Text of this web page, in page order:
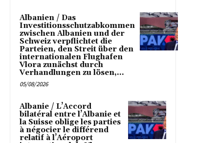
Albanien / Das
Investitionsschutzabkommen
zwischen Albanien und der
Schweiz verpflichtet die
Parteien, den Streit über den
internationalen Flughafen
Vlora zunächst durch
Verhandlungen zu lösen,...
05/08/2026
Albanie / L’Accord
bilatéral entre l’Albanie et
la Suisse oblige les parties
à négocier le différend
relatif à l’Aéroport